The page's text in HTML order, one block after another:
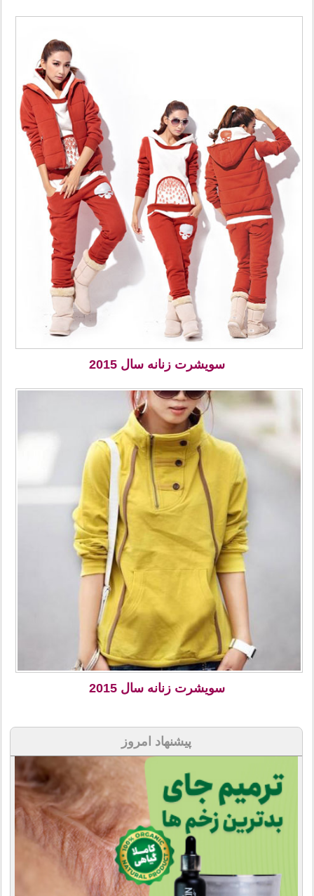
سویشرت زنانه سال 2015
سویشرت زنانه سال 2015
پیشنهاد امروز